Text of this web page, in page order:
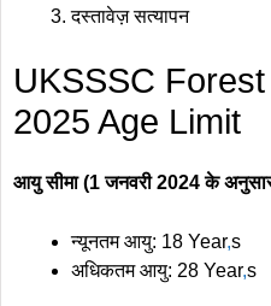
दस्तावेज़ सत्यापन
UKSSSC
2025 Age Limit
आयु सीमा (1 जनवरी 2024 के
न्यूनतम आयु: 18 Year,s
अधिकतम आयु: 28 Year,s